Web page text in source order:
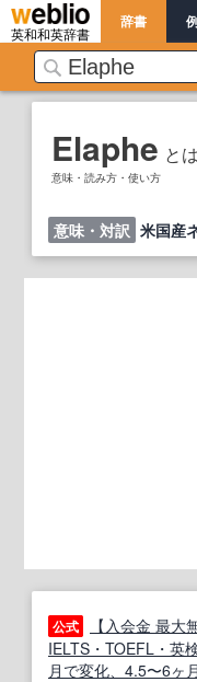
英和和英辞書
辞書
Elaphe とは
意味・読み方・使い方
意味・対訳 米国産
公式
【入会金 最大
IELTS・TOEFL・英
月で変化、4.5〜6ヶ